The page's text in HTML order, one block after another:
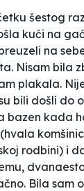
šestog
kući na
na
Nisam bila
plakala.
bili došli do
bazen kada
rodbini) i
Bila sam